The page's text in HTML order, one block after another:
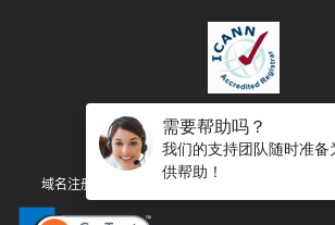
版权所有 (C) 2003-2026 亚洲注册 保留
域名注册协议 注册人权利和义务